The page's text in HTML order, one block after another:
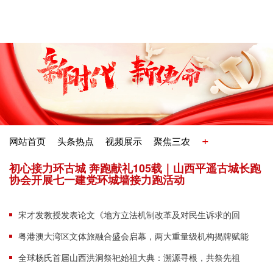
网站首页 头条热点 视频展示 聚焦三农 +
初心接力环古城 奔跑献礼105载｜山西平遥古城长跑
协会开展七一建党环城墙接力跑活动
宋才发教授发表论文《地方立法机制改革及对民生诉求的回
应》
粤港澳大湾区文体旅融合盛会启幕，两大重量级机构揭牌赋能
城市发展民族传统体育趣味运动
全球杨氏首届山西洪洞祭祀始祖大典：溯源寻根，共祭先祖